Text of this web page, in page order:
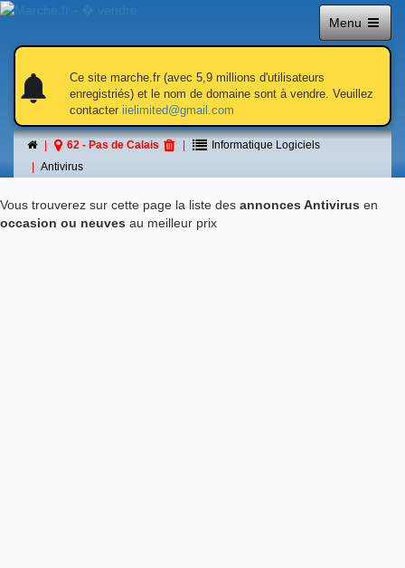
Menu
notifications
notifications
Ce site marche.fr (avec 5,9 millions d'utilisateurs
enregistriés) et le nom de domaine sont à vendre. Veuillez
contacter iielimited@gmail.com
62 - Pas de Calais
Informatique Logiciels
Antivirus
Antivirus
á 62 - Pas de Calais
Vous trouverez sur cette page la liste des annonces Antivirus en
occasion ou neuves au meilleur prix